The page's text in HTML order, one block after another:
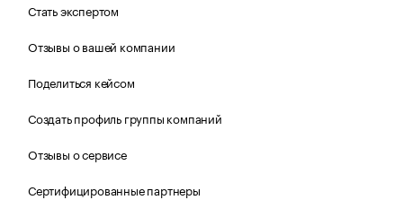
Стать экспертом
Отзывы о вашей компании
Поделиться кейсом
Создать профиль группы компаний
Отзывы о сервисе
Сертифицированные партнеры